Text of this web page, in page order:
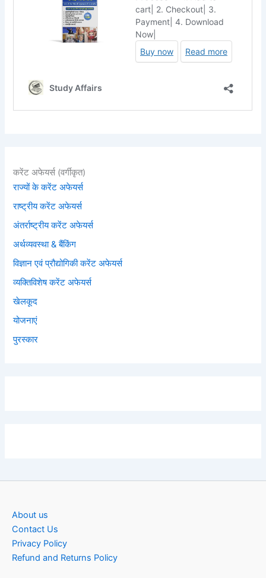
करेंट अफेयर्स (वर्गीकृत)
राज्यों के करेंट अफेयर्स
राष्ट्रीय करेंट अफेयर्स
अंतर्राष्ट्रीय करेंट अफेयर्स
अर्थव्यवस्था & बैंकिंग
विज्ञान एवं प्रौद्योगिकी करेंट अफेयर्स
व्यक्तिविशेष करेंट अफेयर्स
खेलकूद
योजनाएं
पुरस्कार
About us
Contact Us
Privacy Policy
Refund and Returns Policy